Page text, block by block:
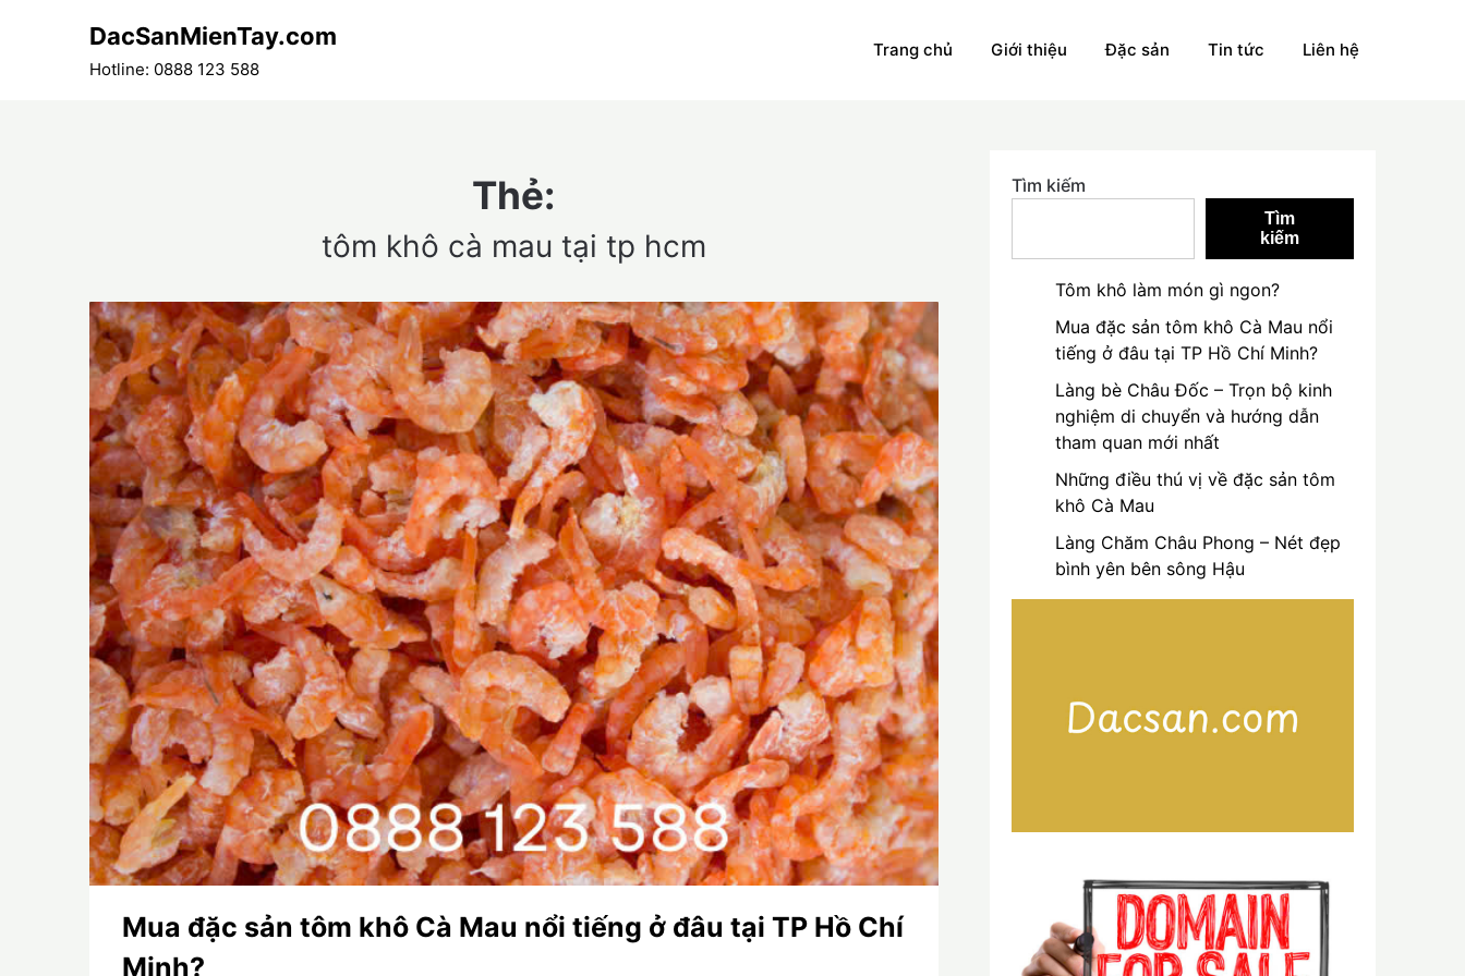
DacSanMienTay.com
Hotline: 0888 123 588
Trang chủ Giới thiệu Đặc sản Tin tức Liên hệ
Thẻ:
tôm khô cà mau tại tp hcm
Mua đặc sản tôm khô Cà Mau nổi tiếng ở đâu tại TP Hồ Chí
Minh?
Tìm kiếm
Tìm
kiếm
Tôm khô làm món gì ngon?
Mua đặc sản tôm khô Cà Mau nổi
tiếng ở đâu tại TP Hồ Chí Minh?
Làng bè Châu Đốc – Trọn bộ kinh
nghiệm di chuyển và hướng dẫn
tham quan mới nhất
Những điều thú vị về đặc sản tôm
khô Cà Mau
Làng Chăm Châu Phong – Nét đẹp
bình yên bên sông Hậu